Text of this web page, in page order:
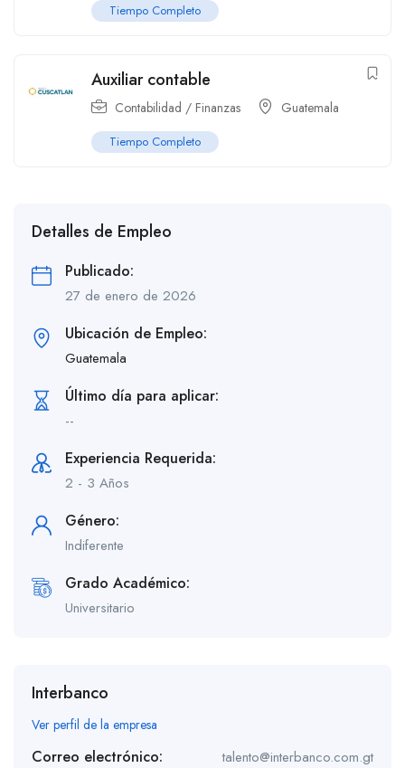
Tiempo Completo
Auxiliar contable
Contabilidad / Finanzas Guatemala
Tiempo Completo
Detalles de Empleo
Publicado:
27 de enero de 2026
Ubicación de Empleo:
Guatemala
Último día para aplicar:
--
Experiencia Requerida:
2 - 3 Años
Género:
Indiferente
Grado Académico:
Universitario
Interbanco
Ver perfil de la empresa
Correo electrónico: talento@interbanco.com.gt